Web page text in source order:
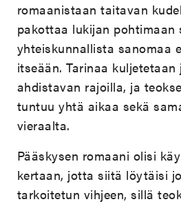
romaanistaan taitavan
pakottaa lukijan pohtimaan
yhteiskunnallista sanomaa
itseään. Tarinaa
ahdistavan rajoilla, ja
tuntuu yhtä aikaa sekä
vieraalta.
Pääskysen romaani olisi
kertaan, jotta siitä löytäisi
tarkoitetun vihjeen, sillä